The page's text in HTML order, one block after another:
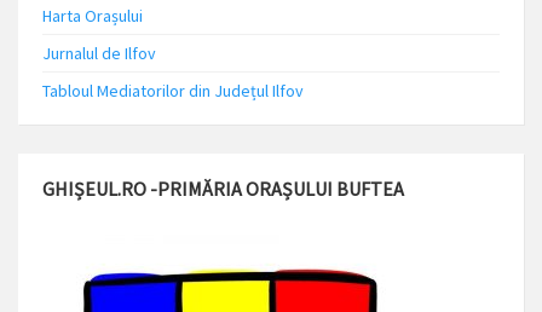
Harta Orașului
Jurnalul de Ilfov
Tabloul Mediatorilor din Județul Ilfov
GHIȘEUL.RO -PRIMĂRIA ORAȘULUI BUFTEA